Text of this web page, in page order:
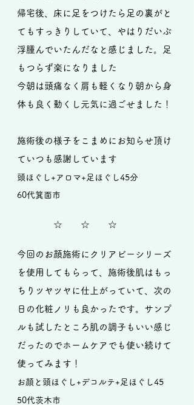
帰宅後、床に足をつけたら足の裏がと
てもすっきりしていて、やはりだいぶ
浮腫んでいたんだなと感じました。足
もつらず楽になりました
今朝は頭痛なく肩も軽くなり朝から身
体も良く動くし元気に過ごせました！
施術後の様子をこまめにお知らせ頂け
ていつも感謝しています
頭ほぐし+アロマ+足ほぐし45分
60代箕面市
☆ ☆ ☆
今回のお顔施術にクリアビーシリーズ
を使用してもらって、施術後肌はもっ
ちりツヤツヤに仕上がっていて、次の
日の化粧ノリも良かったです。サンプ
ルも試したところ肌の調子もいい感じ
だったのでホームケアでも使い続けて
使ってみます！
お顔と頭ほぐし+デコルテ+足ほぐし45
50代茨木市